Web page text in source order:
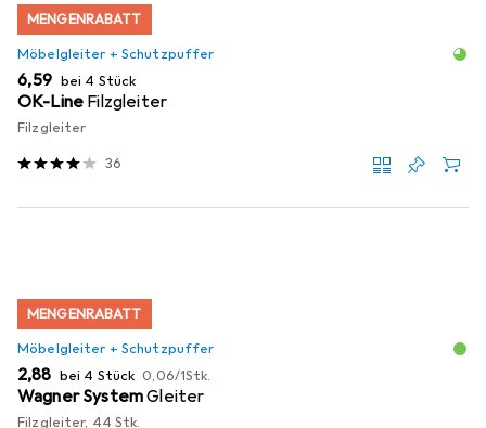
MENGENRABATT
Möbelgleiter + Schutzpuffer
EUR
6,59 bei 4 Stück
OK-Line Filzgleiter
Filzgleiter
36
MENGENRABATT
Möbelgleiter + Schutzpuffer
EUR
2,88 bei 4 Stück EUR
0,06/1Stk.
Wagner SystemGleiter
Filzgleiter, 44 Stk.